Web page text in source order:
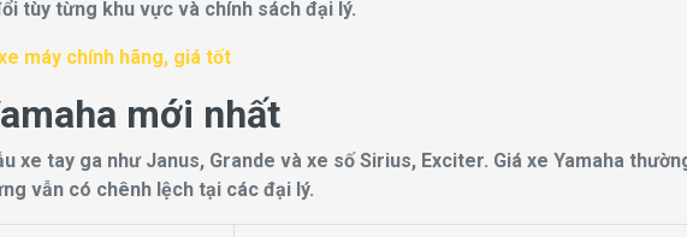
tùy từng khu vực và chính sách đại lý.
máy chính hãng, giá tốt
mới nhất
xe tay ga như Janus, Grande và xe số Sirius, Exciter. Giá xe Yamaha
vẫn có chênh lệch tại các đại lý.